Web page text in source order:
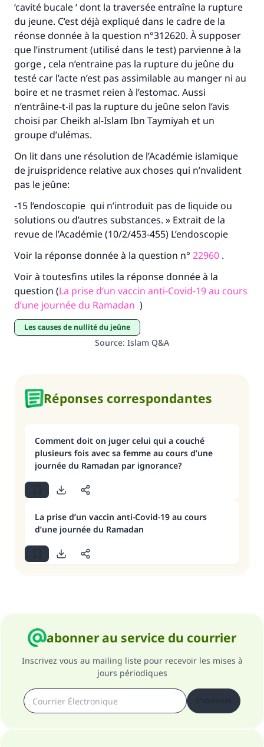
‘cavité bucale ‘ dont la traversée entraîne la rupture
du jeune. C’est déjà expliqué dans le cadre de la
réonse donnée à la question n°312620. À supposer
que l’instrument (utilisé dans le test) parvienne à la
gorge , cela n’entraine pas la rupture du jeûne du
testé car l’acte n’est pas assimilable au manger ni au
boire et ne trasmet reien à l’estomac. Aussi
n’entrâine-t-il pas la rupture du jeûne selon l’avis
choisi par Cheikh al-Islam Ibn Taymiyah et un
groupe d’ulémas.
On lit dans une résolution de l’Académie islamique
de jruispridence relative aux choses qui n’nvalident
pas le jeûne:
-15 l’endoscopie qui n’introduit pas de liquide ou
solutions ou d’autres substances. » Extrait de la
revue de l’Académie (10/2/453-455) L’endoscopie
Voir la réponse donnée à la question n° 22960 .
Voir à toutesfins utiles la réponse donnée à la
question (La prise d’un vaccin anti-Covid-19 au cours
d’une journée du Ramadan )
Les causes de nullité du jeûne
Source: Islam Q&A
Réponses correspondantes
Comment doit on juger celui qui a couché
plusieurs fois avec sa femme au cours d’une
journée du Ramadan par ignorance?
La prise d’un vaccin anti-Covid-19 au cours
d’une journée du Ramadan
abonner au service du courrier
Inscrivez vous au mailing liste pour recevoir les mises à
jours périodiques
Faites une différence dans la vie de
millions de personnes grâce à votre
contribution
Aidez nous à apporter des réponses.
Le Messager d'Allah (Paix sur lui) a dit:
"Celui qui indique une bonne action obtient la
même récompense que celui qui le fait."
(MOUSLIM 1893)
Soutenez IslamQA